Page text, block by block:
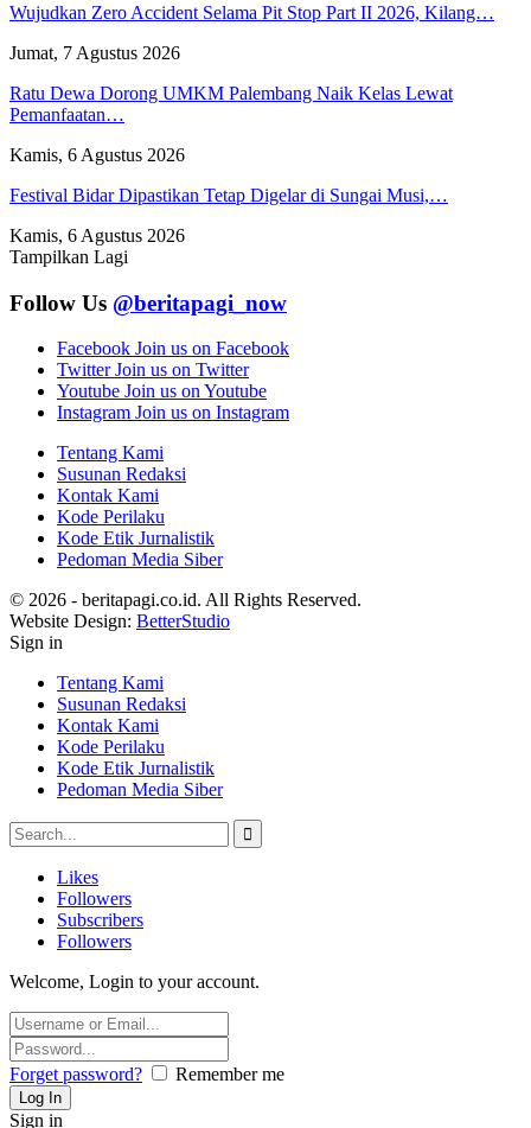
Wujudkan Zero Accident Selama Pit Stop Part II 2026, Kilang…
Jumat, 7 Agustus 2026
Ratu Dewa Dorong UMKM Palembang Naik Kelas Lewat
Pemanfaatan…
Kamis, 6 Agustus 2026
Festival Bidar Dipastikan Tetap Digelar di Sungai Musi,…
Kamis, 6 Agustus 2026
Tampilkan Lagi
Follow Us @beritapagi_now
Facebook Join us on Facebook
Twitter Join us on Twitter
Youtube Join us on Youtube
Instagram Join us on Instagram
Tentang Kami
Susunan Redaksi
Kontak Kami
Kode Perilaku
Kode Etik Jurnalistik
Pedoman Media Siber
© 2026 - beritapagi.co.id. All Rights Reserved.
Website Design: BetterStudio
Sign in
Tentang Kami
Susunan Redaksi
Kontak Kami
Kode Perilaku
Kode Etik Jurnalistik
Pedoman Media Siber
Likes
Followers
Subscribers
Followers
Welcome, Login to your account.
Forget password? Remember me
Sign in